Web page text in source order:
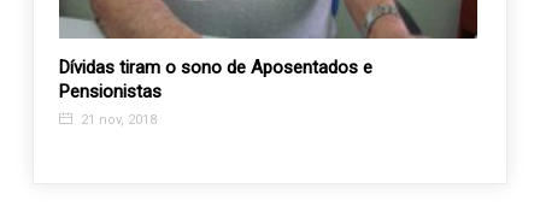
Dívidas tiram o sono de Aposentados e
Pensionistas
21 nov, 2018